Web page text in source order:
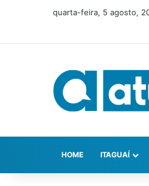
quarta-feira, 5 agosto,
HOME ITAGUAÍ